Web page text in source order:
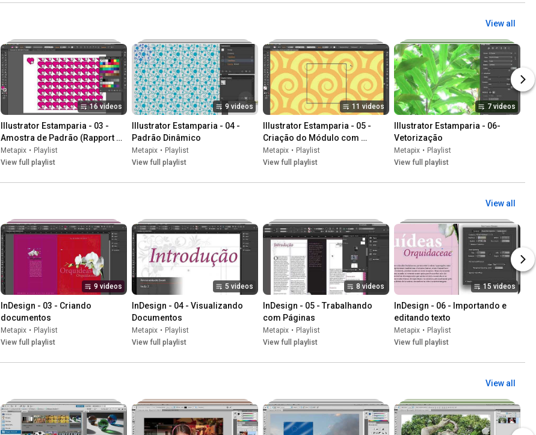
View all
16 videos
Illustrator Estamparia - 03 -
Amostra de Padrão (Rapport
automático)
Metapix • Playlist
View full playlist
9 videos
Illustrator Estamparia - 04 -
Padrão Dinâmico
Metapix • Playlist
View full playlist
11 videos
Illustrator Estamparia - 05 -
Criação do Módulo com
Rapport
Metapix • Playlist
View full playlist
7 videos
Illustrator Estamparia - 06-
Vetorização
Metapix • Playlist
View full playlist
View all
9 videos
InDesign - 03 - Criando
documentos
Metapix • Playlist
View full playlist
5 videos
InDesign - 04 - Visualizando
Documentos
Metapix • Playlist
View full playlist
8 videos
InDesign - 05 - Trabalhando
com Páginas
Metapix • Playlist
View full playlist
15 videos
InDesign - 06 - Importando e
editando texto
Metapix • Playlist
View full playlist
View all